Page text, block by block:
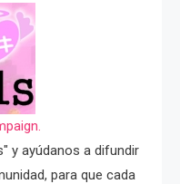
y ayúdanos a difundir
para que cada